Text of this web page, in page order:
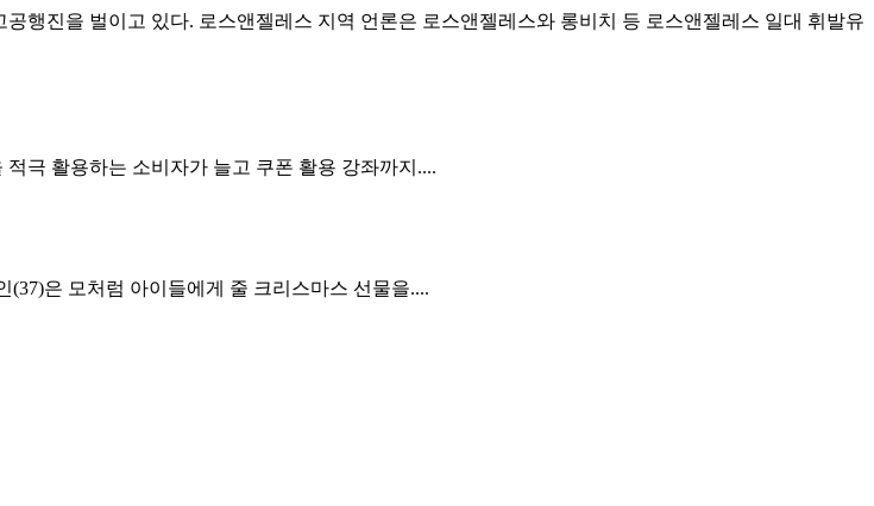
행진을 벌이고 있다. 로스앤젤레스 지역 언론은 로스앤젤레스와 롱비치 등 로스앤젤레스 일대 휘발유
극 활용하는 소비자가 늘고 쿠폰 활용 강좌까지....
은 모처럼 아이들에게 줄 크리스마스 선물을....